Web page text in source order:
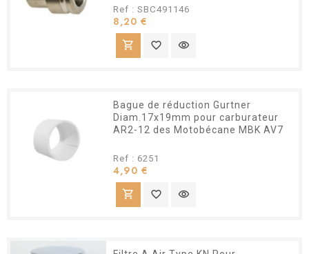
Ref : SBC491146
8,20 €
shopping_cart favorite_border visibility
Bague de réduction Gurtner
Diam.17x19mm pour carburateur
AR2-12 des Motobécane MBK AV7
Ref : 6251
4,90 €
shopping_cart favorite_border visibility